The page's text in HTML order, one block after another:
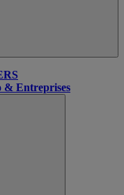
& Entreprises